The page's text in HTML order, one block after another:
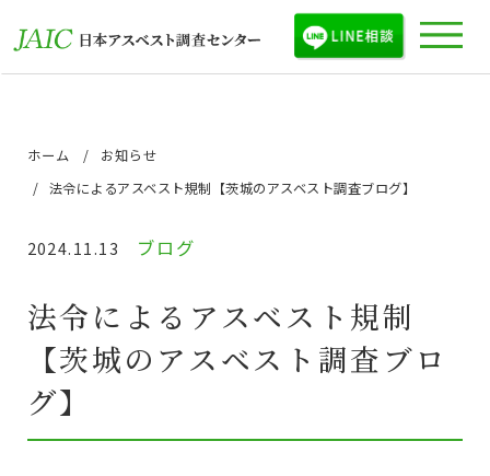
ホーム
お知らせ
法令によるアスベスト規制【茨城のアスベスト調査ブログ】
2024.11.13 ブログ
法令によるアスベスト規制
【茨城のアスベスト調査ブロ
グ】